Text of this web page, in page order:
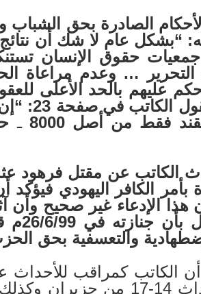
في صفحة 19 ما نصه: “بشكل عام
يقول: “أن جمعيات حقوق
… وعدم مراعاة
عليهم بالحد الأعلى
فقط من أصل 8000
ـ
الكافر اليهودي
الإدعاء غير صحيح وأن
كان
والتعسفية بحق
كمراقب للأحداث